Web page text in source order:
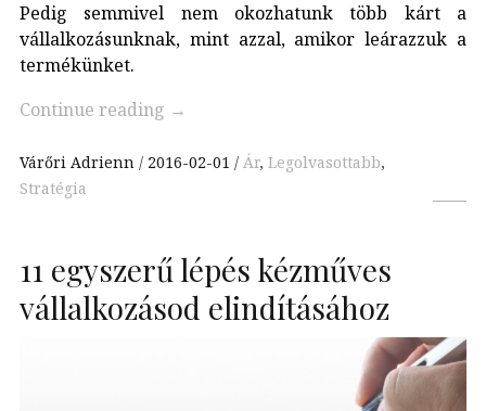
Pedig semmivel nem okozhatunk több kárt a
vállalkozásunknak, mint azzal, amikor leárazzuk a
termékünket.
Continue reading →
Várőri Adrienn 2016-02-01 Ár, Legolvasottabb,
Stratégia
11 egyszerű lépés kézműves
vállalkozásod elindításához